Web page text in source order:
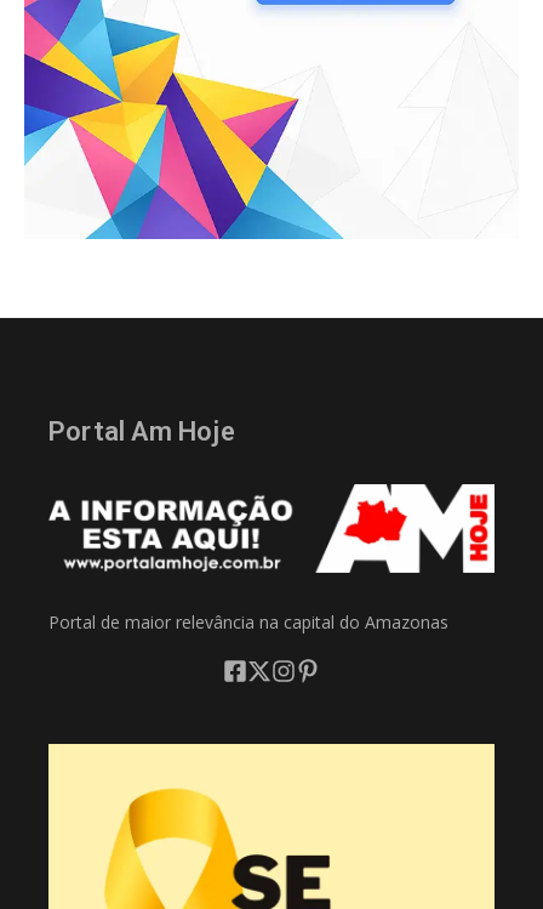
Portal Am Hoje
Portal de maior relevância na capital do Amazonas